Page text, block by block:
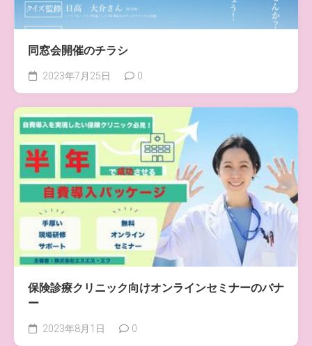
同窓会開催のチラシ
2023年7月25日 0
保険診療クリニック向けオンラインセミナーのバナ
ー
2023年8月1日 0